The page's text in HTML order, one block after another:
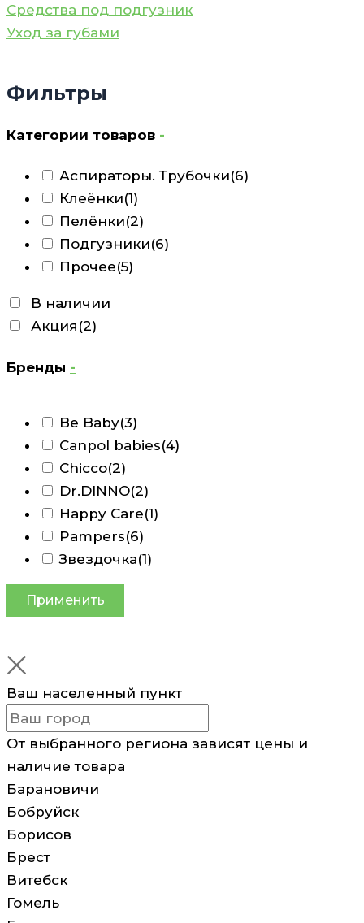
Средства под подгузник
Уход за губами
Фильтры
Категории товаров -
Аспираторы. Трубочки(6)
Клеёнки(1)
Пелёнки(2)
Подгузники(6)
Прочее(5)
В наличии
Акция (2)
Бренды -
Be Baby(3)
Canpol babies(4)
Chicco(2)
Dr.DINNO(2)
Happy Care(1)
Pampers(6)
Звездочка(1)
Применить
Ваш населенный пункт
От выбранного региона зависят цены и
наличие товара
Барановичи
Бобруйск
Борисов
Брест
Витебск
Гомель